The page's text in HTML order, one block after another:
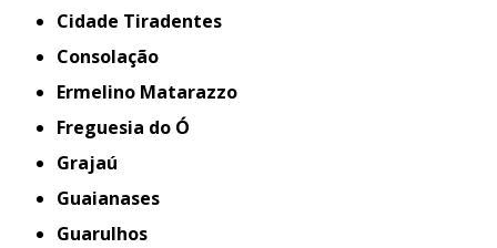
Cidade Tiradentes
Consolação
Ermelino Matarazzo
Freguesia do Ó
Grajaú
Guaianases
Guarulhos